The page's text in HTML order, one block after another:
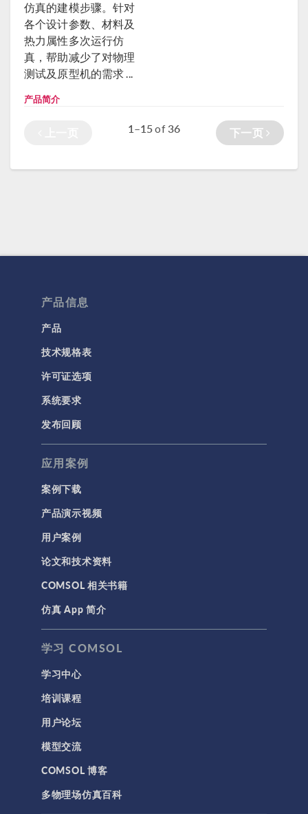
仿真的建模步骤。针对
各个设计参数、材料及
热力属性多次运行仿
真，帮助减少了对物理
测试及原型机的需求 ...
产品简介
1–15of36 下一页
产品信息
产品
技术规格表
许可证选项
系统要求
发布回顾
应用案例
案例下载
产品演示视频
用户案例
论文和技术资料
COMSOL 相关书籍
仿真 App 简介
学习 COMSOL
学习中心
培训课程
用户论坛
模型交流
COMSOL 博客
多物理场仿真百科